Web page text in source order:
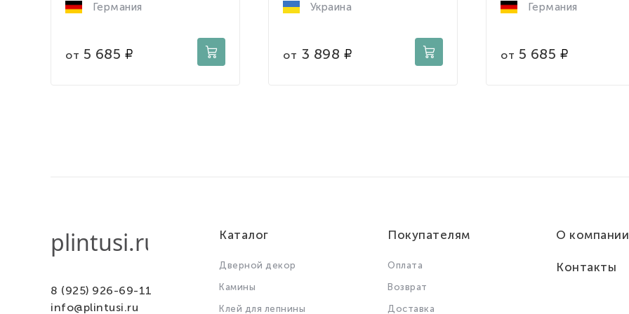
Германия
от 5 685
Украина
от 3 898
Германия
от 5 685
8 (925) 926-69-11
info@plintusi.ru
Каталог
Дверной декор
Камины
Клей для лепнины
Покупателям
Оплата
Возврат
Доставка
О компании
Контакты